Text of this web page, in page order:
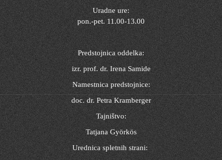
Uradne ure:
pon.-pet. 11.00-13.00
Predstojnica oddelka:
izr. prof. dr. Irena Samide
Namestnica predstojnice:
doc. dr. Petra Kramberger
Tajništvo:
Tatjana Györkös
Urednica spletnih strani: